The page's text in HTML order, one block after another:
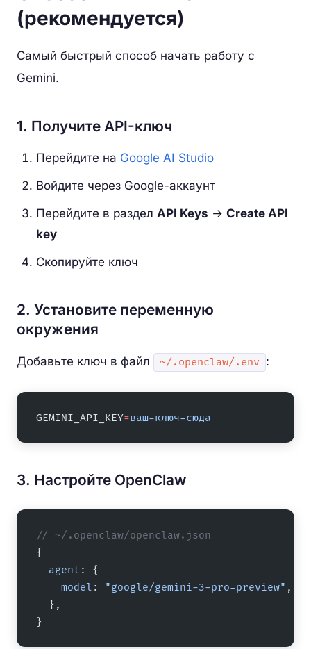
(рекомендуется)
Самый быстрый способ начать работу с
Gemini.
1. Получите API-ключ
Перейдите на Google AI Studio
Войдите через Google-аккаунт
Перейдите в раздел API Keys → Create API
key
Скопируйте ключ
2. Установите переменную
окружения
Добавьте ключ в файл ~/.openclaw/.env :
GEMINI_API_KEY=ваш-ключ-сюда
3. Настройте OpenClaw
// ~/.openclaw/openclaw.json
{
  agent
: {
    model
: "google/gemini-3-pro-preview" ,
  },
}